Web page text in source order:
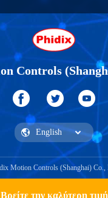
Βρείτε την καλύτερη τιμή
Controls
Motion Controls (Shanghai) Co.,